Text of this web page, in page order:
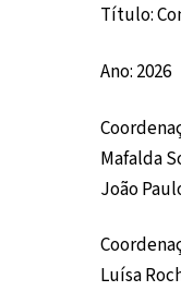
Título:
Ano: 2026
Mafalda
João
Luísa